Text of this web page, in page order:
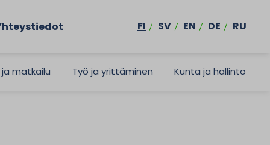
FI SV EN DE RU
ja matkailu Työ ja yrittäminen Kunta ja hallinto